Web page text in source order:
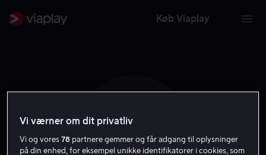
Køb Viaplay
M M
Vi værner om dit privatliv
Vi og vores78 partnere gemmer og får adgang til oplysninger
på din enhed, for eksempel unikke identifikatorer i cookies, som